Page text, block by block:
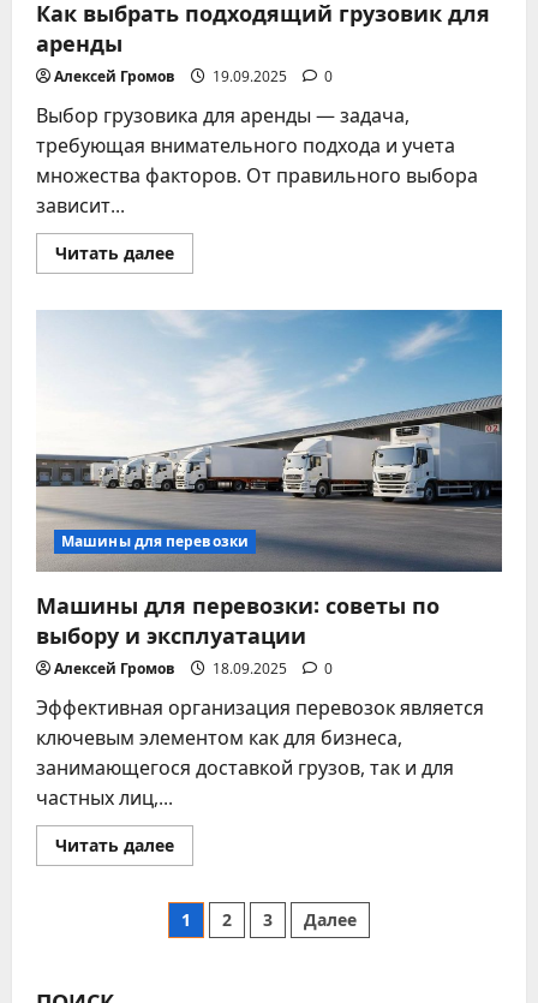
Как выбрать подходящий грузовик для
аренды
Алексей Громов 19.09.2025 0
Выбор грузовика для аренды — задача,
требующая внимательного подхода и учета
множества факторов. От правильного выбора
зависит...
Читать далееПрочитать
больше
выбрать
подходящий
грузовик
Машины для перевозки
Машины для перевозки: советы по
выбору и эксплуатации
Алексей Громов 18.09.2025 0
Эффективная организация перевозок является
ключевым элементом как для бизнеса,
занимающегося доставкой грузов, так и для
частных лиц,...
Читать далееПрочитать
больше
для
перевозки:
советы
Пагинация
1 2 3 Далее